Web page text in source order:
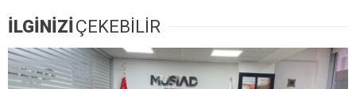
İLGİNİZİ ÇEKEBİLİR